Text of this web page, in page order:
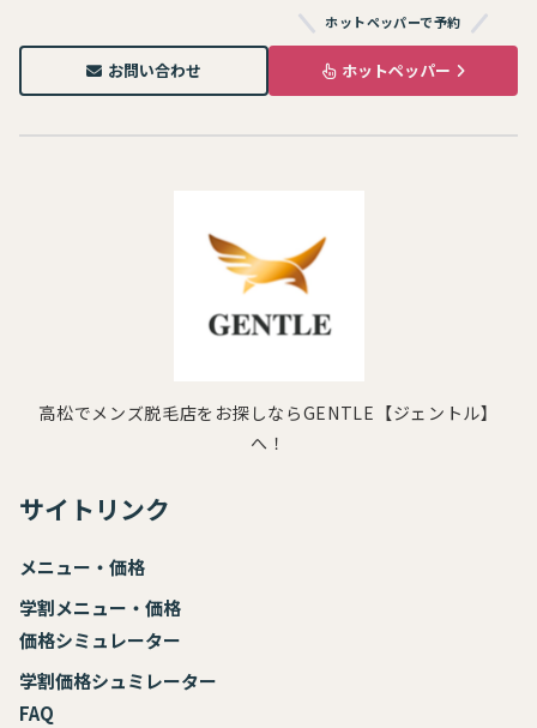
お問い合わせ
ホットペッパーで予約
ホットペッパー
高松でメンズ脱毛店をお探しならGENTLE【ジェントル】
へ！
サイトリンク
メニュー・価格
学割メニュー・価格
価格シミュレーター
学割価格シュミレーター
FAQ